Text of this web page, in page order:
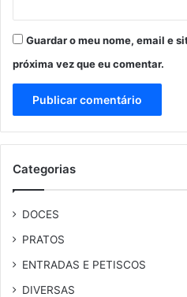
Guardar o meu nome, email e
próxima vez que eu comentar.
Categorias
DOCES
PRATOS
ENTRADAS E PETISCOS
DIVERSAS